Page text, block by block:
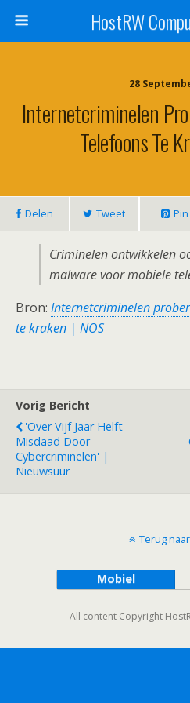
HostRW
28
Internetcriminelen
Telefoons Te
Delen Tweet Pin
Criminelen ontwikkelen
malware voor mobiele
Bron: Internetcriminelen
te kraken | NOS
Vorig Bericht
'Over Vijf Jaar Helft
Misdaad Door
Cybercriminelen' |
Nieuwsuur
Terug
Mobiel
All content Copyright